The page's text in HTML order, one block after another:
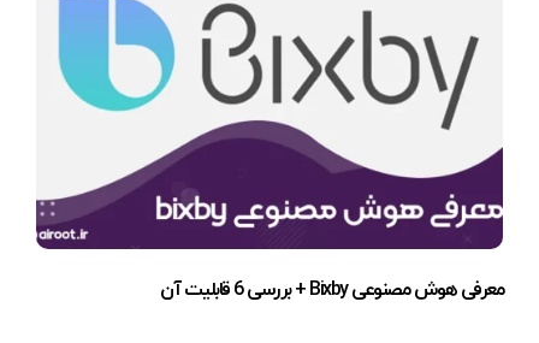
معرفی هوش مصنوعی Bixby + بررسی 6 قابلیت آن